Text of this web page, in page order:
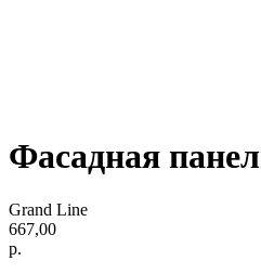
Фасадная
Grand Line
667,00
р.